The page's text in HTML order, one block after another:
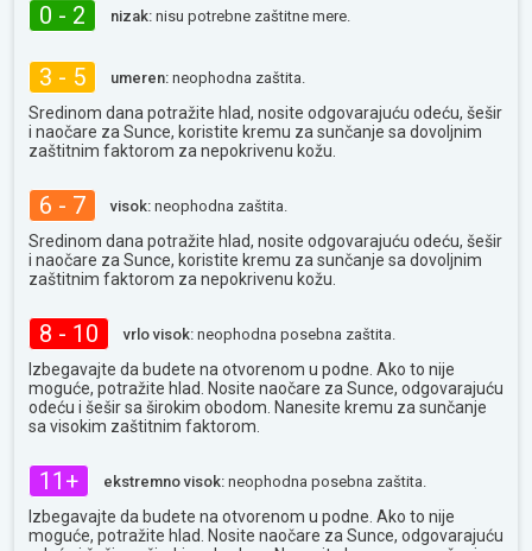
0 - 2 nizak: nisu potrebne zaštitne mere.
3 - 5 umeren: neophodna zaštita.
Sredinom dana potražite hlad, nosite odgovarajuću odeću, šešir
i naočare za Sunce, koristite kremu za sunčanje sa dovoljnim
zaštitnim faktorom za nepokrivenu kožu.
6 - 7 visok: neophodna zaštita.
Sredinom dana potražite hlad, nosite odgovarajuću odeću, šešir
i naočare za Sunce, koristite kremu za sunčanje sa dovoljnim
zaštitnim faktorom za nepokrivenu kožu.
8 - 10 vrlo visok: neophodna posebna zaštita.
Izbegavajte da budete na otvorenom u podne. Ako to nije
moguće, potražite hlad. Nosite naočare za Sunce, odgovarajuću
odeću i šešir sa širokim obodom. Nanesite kremu za sunčanje
sa visokim zaštitnim faktorom.
11+ ekstremno visok: neophodna posebna zaštita.
Izbegavajte da budete na otvorenom u podne. Ako to nije
moguće, potražite hlad. Nosite naočare za Sunce, odgovarajuću